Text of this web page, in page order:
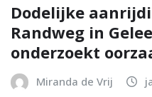
Dodelijke
Randweg in
onderzoekt
Miranda de Vrij